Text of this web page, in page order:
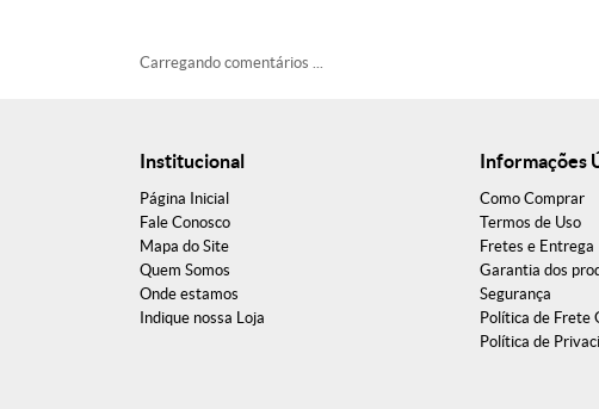
Carregando comentários ...
Institucional
Página Inicial
Fale Conosco
Mapa do Site
Quem Somos
Onde estamos
Indique nossa Loja
Informações
Como Comprar
Termos de Uso
Fretes e Entrega
Garantia dos
Segurança
Política de Frete
Política de